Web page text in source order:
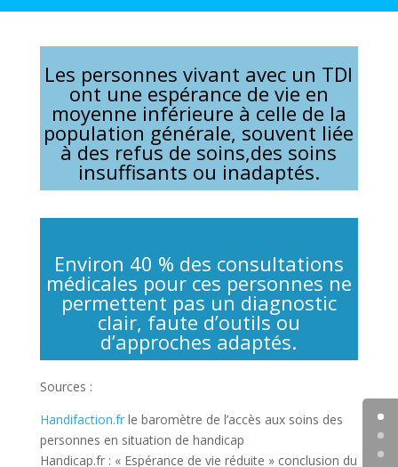
Les personnes vivant avec un TDI
ont une espérance de vie en
moyenne inférieure à celle de la
population générale, souvent liée
à des refus de soins,des soins
insuffisants ou inadaptés.
Environ 40 % des consultations
médicales pour ces personnes ne
permettent pas un diagnostic
clair, faute d’outils ou
d’approches adaptés.
Sources :
Handifaction.frle baromètre de l’accès aux soins des
personnes en situation de handicap
Handicap.fr : « Espérance de vie réduite » conclusion du